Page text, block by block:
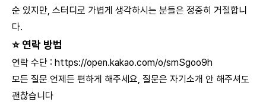
순 있지만, 스터디로 가볍게 생각하시는 분들은 정중히 거절합니
다.
⭐ 연락 방법
연락 수단 : https://open.kakao.com/o/smSgoo9h
모든 질문 언제든 편하게 해주세요, 질문은 자기소개 안 해주셔도
괜찮습니다